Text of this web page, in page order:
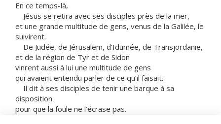
En ce temps-là,
Jésus se retira avec ses disciples près de la mer,
et une grande multitude de gens, venus de la Galilée, le
suivirent.
De Judée, de Jérusalem, d’Idumée, de Transjordanie,
et de la région de Tyr et de Sidon
vinrent aussi à lui une multitude de gens
qui avaient entendu parler de ce qu’il faisait.
Il dit à ses disciples de tenir une barque à sa
disposition
pour que la foule ne l’écrase pas.